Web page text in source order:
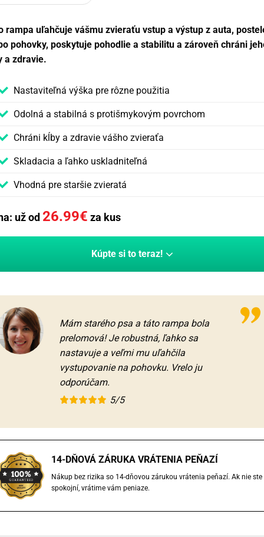
rampa uľahčuje vášmu zvieraťu vstup a výstup z auta,
pohovky, poskytuje pohodlie a stabilitu a zároveň chráni
a zdravie.
Nastaviteľná výška pre rôzne použitia
Odolná a stabilná s protišmykovým povrchom
Chráni kĺby a zdravie vášho zvieraťa
Skladacia a ľahko uskladniteľná
Vhodná pre staršie zvieratá
už od26.99€ za kus
Kúpte si to teraz!
Mám starého psa a táto rampa bola
prelomová! Je robustná, ľahko sa
nastavuje a veľmi mu uľahčila
vystupovanie na pohovku. Vrelo ju
odporúčam.
5/5
14-DŇOVÁ ZÁRUKA VRÁTENIA PEŇAZÍ
Nákup bez rizika so 14-dňovou zárukou vrátenia peňazí. Ak nie ste
spokojní, vrátime vám peniaze.